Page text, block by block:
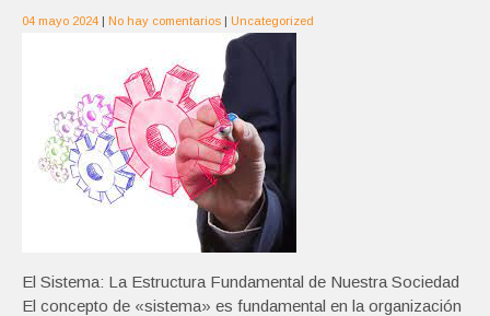
04 mayo 2024 | No hay comentarios | Uncategorized
El Sistema: La Estructura Fundamental de Nuestra Sociedad
El concepto de «sistema» es fundamental en la organización